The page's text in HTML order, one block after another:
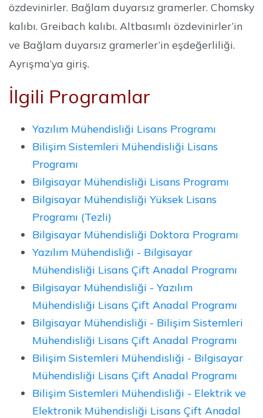
özdevinirler. Bağlam duyarsız gramerler. Chomsky
kalıbı. Greibach kalıbı. Altbasımlı özdevinirler’in
ve Bağlam duyarsız gramerler’in eşdeğerliliği.
Ayrışma’ya giriş.
İlgili Programlar
Yazılım Mühendisliği Lisans Programı
Bilişim Sistemleri Mühendisliği Lisans
Programı
Bilgisayar Mühendisliği Lisans Programı
Bilgisayar Mühendisliği Yüksek Lisans
Programı (Tezli)
Bilgisayar Mühendisliği Doktora Programı
Yazılım Mühendisliği - Bilgisayar
Mühendisliği Lisans Çift Anadal Programı
Bilgisayar Mühendisliği - Yazılım
Mühendisliği Lisans Çift Anadal Programı
Bilgisayar Mühendisliği - Bilişim Sistemleri
Mühendisliği Lisans Çift Anadal Programı
Bilişim Sistemleri Mühendisliği - Bilgisayar
Mühendisliği Lisans Çift Anadal Programı
Bilişim Sistemleri Mühendisliği - Elektrik ve
Elektronik Mühendisliği Lisans Çift Anadal